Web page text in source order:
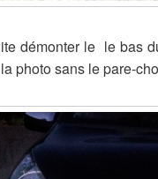
démonter le le bas
photo sans le pare-